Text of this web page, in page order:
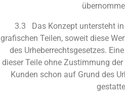
3.3 Das Konzept untersteht
grafischen Teilen, soweit diese
des Urheberrechtsgesetzes.
dieser Teile ohne Zustimmung
Kunden schon auf Grund des